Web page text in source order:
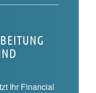
Ihr Financial